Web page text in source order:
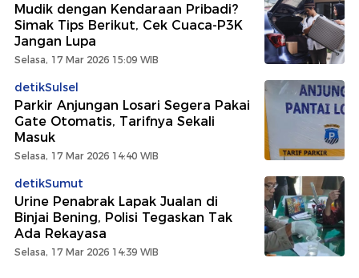
Mudik dengan Kendaraan Pribadi?
Simak Tips Berikut, Cek Cuaca-P3K
Jangan Lupa
Selasa, 17 Mar 2026 15:09 WIB
detikSulsel
Parkir Anjungan Losari Segera Pakai
Gate Otomatis, Tarifnya Sekali
Masuk
Selasa, 17 Mar 2026 14:40 WIB
detikSumut
Urine Penabrak Lapak Jualan di
Binjai Bening, Polisi Tegaskan Tak
Ada Rekayasa
Selasa, 17 Mar 2026 14:39 WIB